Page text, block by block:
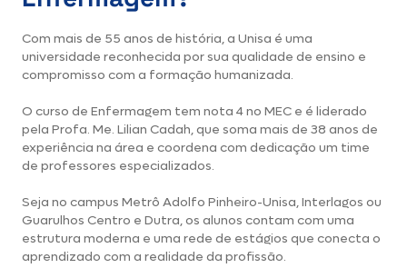
Com mais de 55 anos de história, a Unisa é uma
universidade reconhecida por sua qualidade de ensino e
compromisso com a formação humanizada.
O curso de Enfermagem tem nota 4 no MEC e é liderado
pela Profa. Me. Lilian Cadah, que soma mais de 38 anos de
experiência na área e coordena com dedicação um time
de professores especializados.
Seja no campus Metrô Adolfo Pinheiro-Unisa, Interlagos ou
Guarulhos Centro e Dutra, os alunos contam com uma
estrutura moderna e uma rede de estágios que conecta o
aprendizado com a realidade da profissão.